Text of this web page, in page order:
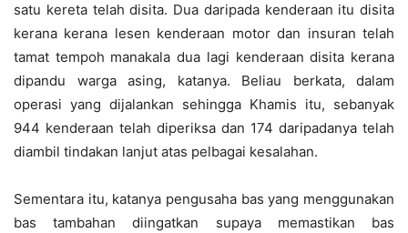
satu kereta telah disita. Dua daripada kenderaan itu disita
kerana kerana lesen kenderaan motor dan insuran telah
tamat tempoh manakala dua lagi kenderaan disita kerana
dipandu warga asing, katanya. Beliau berkata, dalam
operasi yang dijalankan sehingga Khamis itu, sebanyak
944 kenderaan telah diperiksa dan 174 daripadanya telah
diambil tindakan lanjut atas pelbagai kesalahan.
Sementara itu, katanya pengusaha bas yang menggunakan
bas tambahan diingatkan supaya memastikan bas